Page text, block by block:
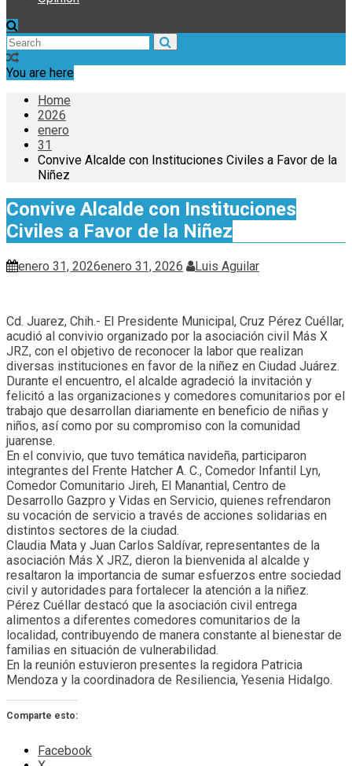
You are here
Home
2026
enero
31
Convive Alcalde con Instituciones Civiles a Favor de la
Niñez
Convive Alcalde con Instituciones
Civiles a Favor de la Niñez
enero 31, 2026enero 31, 2026 Luis Aguilar
Cd. Juarez, Chih.- El Presidente Municipal, Cruz Pérez Cuéllar,
acudió al convivio organizado por la asociación civil Más X
JRZ, con el objetivo de reconocer la labor que realizan
diversas instituciones en favor de la niñez en Ciudad Juárez.
Durante el encuentro, el alcalde agradeció la invitación y
felicitó a las organizaciones y comedores comunitarios por el
trabajo que desarrollan diariamente en beneficio de niñas y
niños, así como por su compromiso con la comunidad
juarense.
En el convivio, que tuvo temática navideña, participaron
integrantes del Frente Hatcher A. C., Comedor Infantil Lyn,
Comedor Comunitario Jireh, El Manantial, Centro de
Desarrollo Gazpro y Vidas en Servicio, quienes refrendaron
su vocación de servicio a través de acciones solidarias en
distintos sectores de la ciudad.
Claudia Mata y Juan Carlos Saldívar, representantes de la
asociación Más X JRZ, dieron la bienvenida al alcalde y
resaltaron la importancia de sumar esfuerzos entre sociedad
civil y autoridades para fortalecer la atención a la niñez.
Pérez Cuéllar destacó que la asociación civil entrega
alimentos a diferentes comedores comunitarios de la
localidad, contribuyendo de manera constante al bienestar de
familias en situación de vulnerabilidad.
En la reunión estuvieron presentes la regidora Patricia
Mendoza y la coordinadora de Resiliencia, Yesenia Hidalgo.
Comparte esto:
Facebook